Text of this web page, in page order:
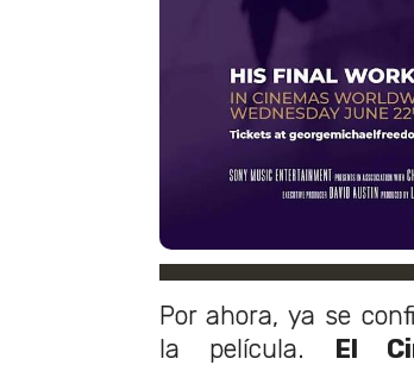
Por ahora, ya se
la película. El